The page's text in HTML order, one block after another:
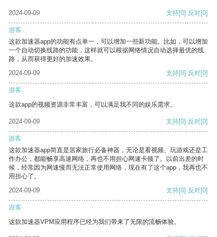
2024-09-09 支持[0] 反对[0]
游客
这款加速器app的功能有点单一，可以增加一些新功能。比如，可以增加
一个自动切换线路的功能，这样就可以根据网络情况自动选择最优的线
路，从而获得更好的加速效果。
2024-09-09
支持[0] 反对[0]
游客
这款app的视频资源非常丰富，可以满足我不同的娱乐需求。
2024-09-09 支持[0] 反对[0]
游客
这款加速器app简直是居家旅行必备神器，无论是看视频、玩游戏还是工
作办公，都能畅享高速网络，再也不用担心网速卡顿了。以前出差的时
候，经常因为网速慢而无法正常使用网络，现在有了这个app，我再也不
用担心了。
2024-09-09
支持[0] 反对[0]
游客
这款加速器VPM应用程序已经为我们带来了无限的流畅体验。